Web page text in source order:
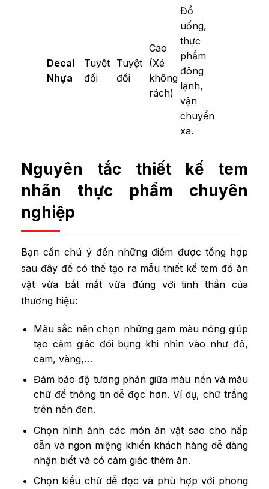
Decal
Nhựa
Tuyệt
đối
Tuyệt
đối
Cao
(Xé
không
rách)
Đồ
uống,
thực
phẩm
đông
lạnh,
vận
chuyển
xa.
Nguyên tắc thiết kế tem
nhãn thực phẩm chuyên
nghiệp
Bạn cần chú ý đến những điểm được tổng hợp
sau đây để có thể tạo ra mẫu thiết kế tem đồ ăn
vặt vừa bắt mắt vừa đúng với tinh thần của
thương hiệu:
Màu sắc nên chọn những gam màu nóng giúp
tạo cảm giác đói bụng khi nhìn vào như đỏ,
cam, vàng,…
Đảm bảo độ tương phản giữa màu nền và màu
chữ để thông tin dễ đọc hơn. Ví dụ, chữ trắng
trên nền đen.
Chọn hình ảnh các món ăn vặt sao cho hấp
dẫn và ngon miệng khiến khách hàng dễ dàng
nhận biết và có cảm giác thèm ăn.
Chọn kiểu chữ dễ đọc và phù hợp với phong